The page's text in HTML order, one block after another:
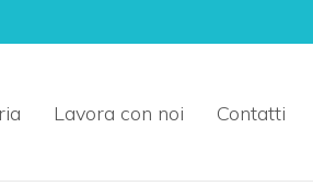
Lavora con noi Contatti